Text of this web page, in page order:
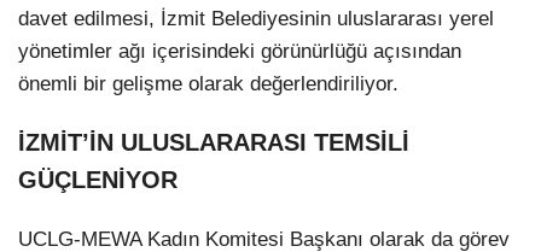
davet edilmesi, İzmit Belediyesinin uluslararası yerel
yönetimler ağı içerisindeki görünürlüğü açısından
önemli bir gelişme olarak değerlendiriliyor.
İZMİT’İN ULUSLARARASI TEMSİLİ
GÜÇLENİYOR
UCLG-MEWA Kadın Komitesi Başkanı olarak da görev